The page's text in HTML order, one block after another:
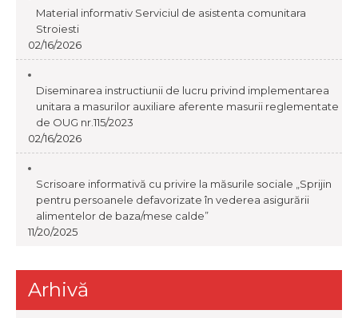
Material informativ Serviciul de asistenta comunitara
Stroiesti
02/16/2026
Diseminarea instructiunii de lucru privind implementarea
unitara a masurilor auxiliare aferente masurii reglementate
de OUG nr.115/2023
02/16/2026
Scrisoare informativă cu privire la măsurile sociale „Sprijin
pentru persoanele defavorizate în vederea asigurării
alimentelor de baza/mese calde”
11/20/2025
Arhivă